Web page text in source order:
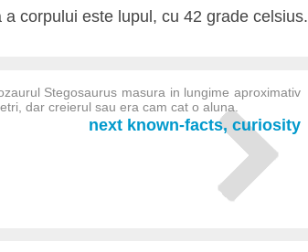
corpului este lupul, cu 42 grade celsius.
Stegosaurus masura in lungime aproximativ
dar creierul sau era cam cat o aluna.
next known-facts, curiosity